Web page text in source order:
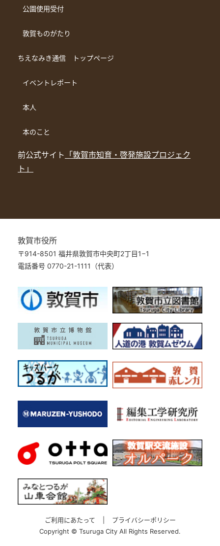
公園使用受付
敦賀ものがたり
ちえなみき通信 トップページ
イベントレポート
本人
本のこと
前公式サイト 「敦賀市知育・啓発施設プロジェク
ト」
敦賀市役所
〒914-8501 福井県敦賀市中央町2丁目1−1
電話番号 0770-21-1111（代表）
ご利用にあたって
プライバシーポリシー
Copyright © Tsuruga City All Rights Reserved.